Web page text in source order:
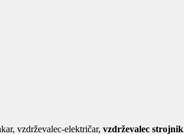
vzdrževalec-električar, vzdrževalec strojnik